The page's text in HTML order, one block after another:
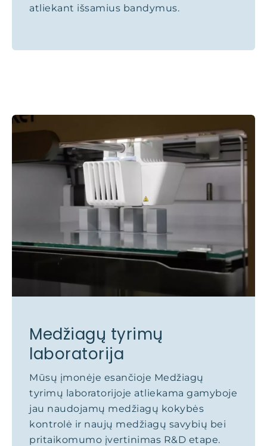
atliekant išsamius bandymus.
Medžiagų tyrimų
laboratorija
Mūsų įmonėje esančioje Medžiagų
tyrimų laboratorijoje atliekama gamyboje
jau naudojamų medžiagų kokybės
kontrolė ir naujų medžiagų savybių bei
pritaikomumo įvertinimas R&D etape.